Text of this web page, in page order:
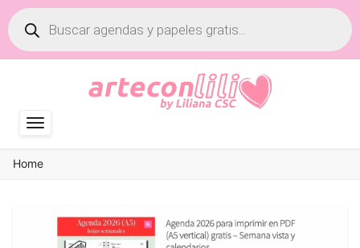
Búsqueda
de
productos
Home